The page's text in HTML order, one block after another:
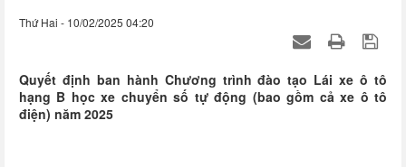
Thứ Hai - 10/02/2025 04:20
Quyết định ban hành Chương trình đào tạo Lái xe ô tô
hạng B học xe chuyển số tự động (bao gồm cả xe ô tô
điện) năm 2025